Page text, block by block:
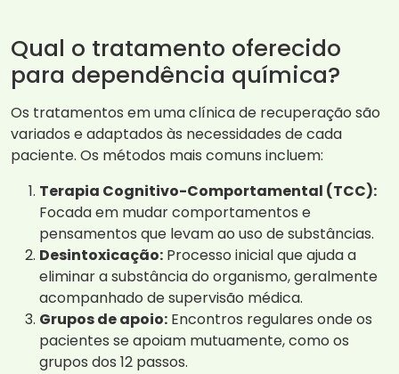
Qual o tratamento oferecido
para dependência química?
Os tratamentos em uma clínica de recuperação são
variados e adaptados às necessidades de cada
paciente. Os métodos mais comuns incluem:
Terapia Cognitivo-Comportamental (TCC):
Focada em mudar comportamentos e
pensamentos que levam ao uso de substâncias.
Desintoxicação: Processo inicial que ajuda a
eliminar a substância do organismo, geralmente
acompanhado de supervisão médica.
Grupos de apoio: Encontros regulares onde os
pacientes se apoiam mutuamente, como os
grupos dos 12 passos.